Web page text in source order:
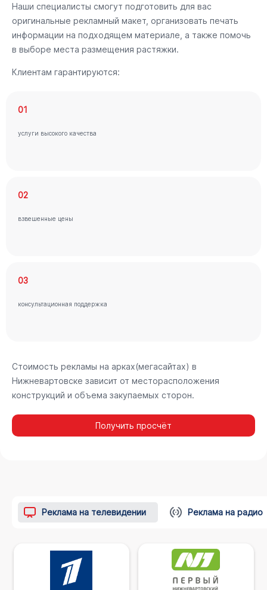
Наши специалисты смогут подготовить для вас
оригинальные рекламный макет, организовать печать
информации на подходящем материале, а также помочь
в выборе места размещения растяжки.
Клиентам гарантируются:
01
услуги высокого качества
02
взвешенные цены
03
консультационная поддержка
Стоимость рекламы на арках(мегасайтах) в
Нижневартовске зависит от месторасположения
конструкций и объема закупаемых сторон.
Получить просчёт
Реклама на телевидении Реклама на радио